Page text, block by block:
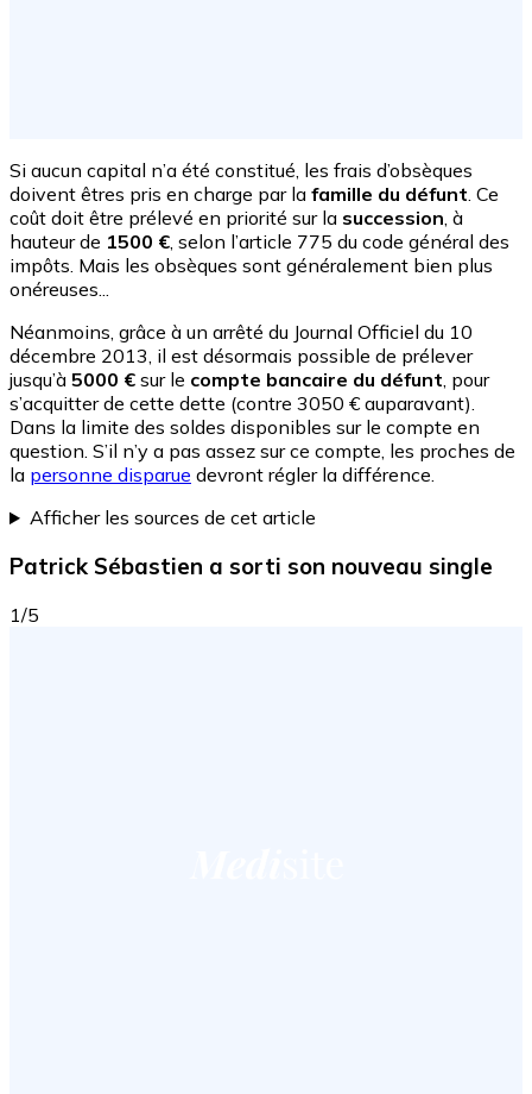
Si aucun capital n’a été constitué, les frais d’obsèques
doivent êtres pris en charge par la famille du défunt. Ce
coût doit être prélevé en priorité sur la succession, à
hauteur de 1500 €, selon l’article 775 du code général des
impôts. Mais les obsèques sont généralement bien plus
onéreuses...
Néanmoins, grâce à un arrêté du Journal Officiel du 10
décembre 2013, il est désormais possible de prélever
jusqu’à 5000 € sur le compte bancaire du défunt, pour
s’acquitter de cette dette (contre 3050 € auparavant).
Dans la limite des soldes disponibles sur le compte en
question. S’il n’y a pas assez sur ce compte, les proches de
la personne disparue devront régler la différence.
Afficher les sources de cet article
Patrick Sébastien a sorti son nouveau single
1/5